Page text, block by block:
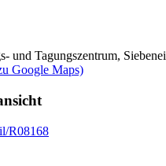
und Tagungszentrum,
Google Maps)
R08168